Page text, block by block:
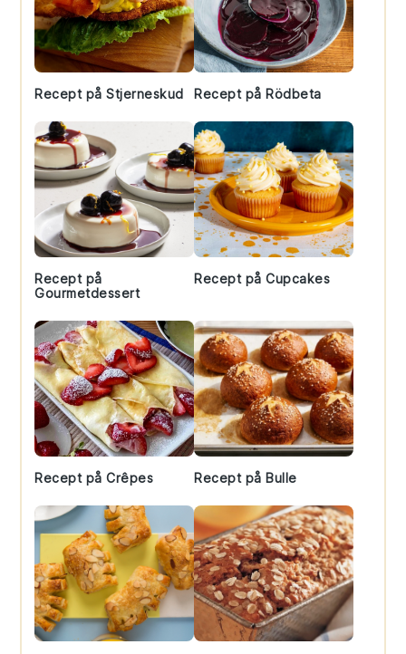
Recept på Stjerneskud Recept på Rödbeta
Recept på
Gourmetdessert
Recept på Cupcakes
Recept på Crêpes Recept på Bulle